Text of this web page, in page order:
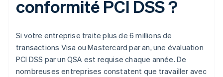
conformité PCI DSS ?
Si votre entreprise traite plus de 6 millions de
transactions Visa ou Mastercard par an, une évaluation
PCI DSS par un QSA est requise chaque année. De
nombreuses entreprises constatent que travailler avec